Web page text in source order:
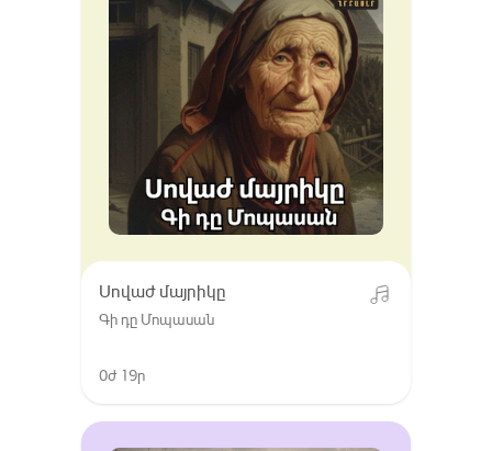
Սովաժ մայրիկը
Գի դը Մոպասան
0ժ 19ր